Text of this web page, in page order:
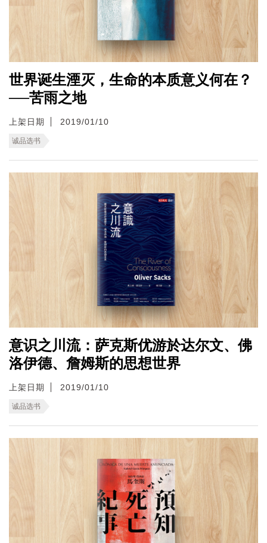
世界诞生湮灭，生命的本质意义何在？
──苦雨之地
上架日期 2019/01/10
诚品选书
意识之川流：萨克斯优游於达尔文、佛
洛伊德、詹姆斯的思想世界
上架日期 2019/01/10
诚品选书